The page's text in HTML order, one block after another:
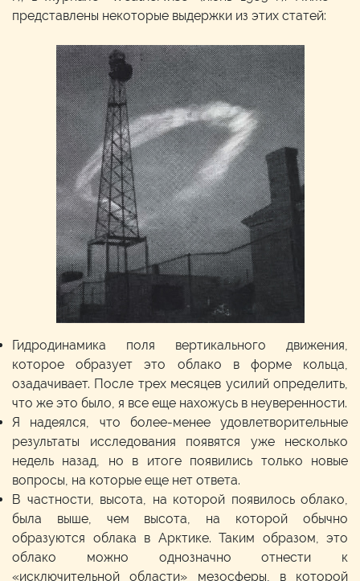
представлены некоторые выдержки из этих статей:
Гидродинамика поля вертикального движения,
которое образует это облако в форме кольца,
озадачивает. После трех месяцев усилий определить,
что же это было, я все еще нахожусь в неуверенности.
Я надеялся, что более-менее удовлетворительные
результаты исследования появятся уже несколько
недель назад, но в итоге появились только новые
вопросы, на которые еще нет ответа.
В частности, высота, на которой появилось облако,
была выше, чем высота, на которой обычно
образуются облака в Арктике. Таким образом, это
облако можно однозначно отнести к
«исключительной области» мезосферы, в которой